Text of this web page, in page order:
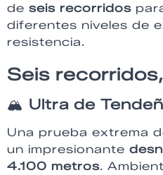
de seis recorridos
diferentes niveles de
resistencia.
Seis
🏔 Ultra de
Una prueba extrema
un impresionante
4.100 metros.